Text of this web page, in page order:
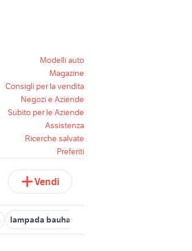
Modelli auto
Magazine
Consigli per la vendita
Negozi e Aziende
Subito per le Aziende
Assistenza
Ricerche salvate
Preferiti
Vendi
lampada bauhaus